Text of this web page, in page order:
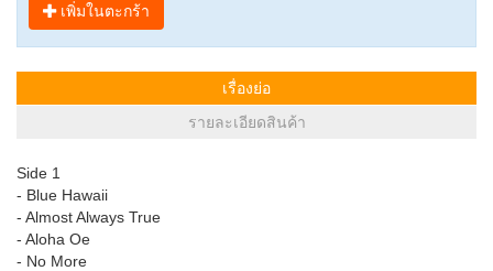
เพิ่มในตะกร้า
เรื่องย่อ
รายละเอียดสินค้า
Side 1
- Blue Hawaii
- Almost Always True
- Aloha Oe
- No More